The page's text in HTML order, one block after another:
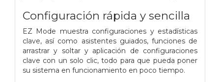
Configuración rápida y sencilla
EZ Mode muestra configuraciones y estadísticas
clave, así como asistentes guiados, funciones de
arrastrar y soltar y aplicación de configuraciones
clave con un solo clic, todo para que pueda poner
su sistema en funcionamiento en poco tiempo.